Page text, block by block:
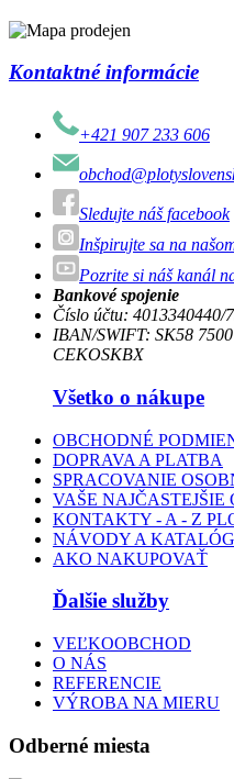
Kontaktné informácie
+421 907 233 606
Sledujte náš facebook
Inšpirujte sa na
Pozrite si náš kanál
Bankové spojenie
Číslo účtu: 4013340440/
IBAN/SWIFT: SK58
CEKOSKBX
Všetko o nákupe
OBCHODNÉ
DOPRAVA A PLATBA
SPRACOVANIE
VAŠE
KONTAKTY - A - Z
NÁVODY A
AKO NAKUPOVAŤ
Ďalšie služby
VEĽKOOBCHOD
O NÁS
REFERENCIE
VÝROBA NA MIERU
Odberné miesta